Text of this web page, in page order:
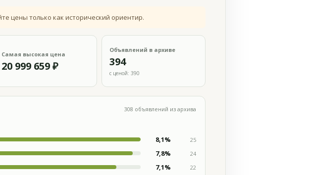
цены только как исторический ориентир.
Самая высокая цена
20 999 659 ₽
Объявлений в архиве
394
с ценой: 390
308 объявлений из архива
8,1%
25
7,8%
24
7,1%
22